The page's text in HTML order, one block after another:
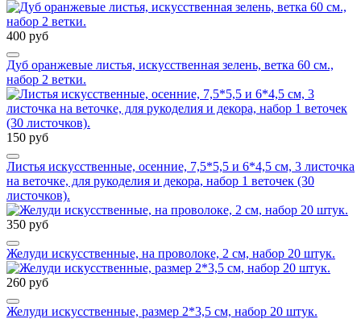
400 руб
Дуб оранжевые листья, искусственная зелень, ветка 60 см.,
набор 2 ветки.
150 руб
Листья искусственные, осенние, 7,5*5,5 и 6*4,5 см, 3 листочка
на веточке, для рукоделия и декора, набор 1 веточек (30
листочков).
350 руб
Желуди искусственные, на проволоке, 2 см, набор 20 штук.
260 руб
Желуди искусственные, размер 2*3,5 см, набор 20 штук.